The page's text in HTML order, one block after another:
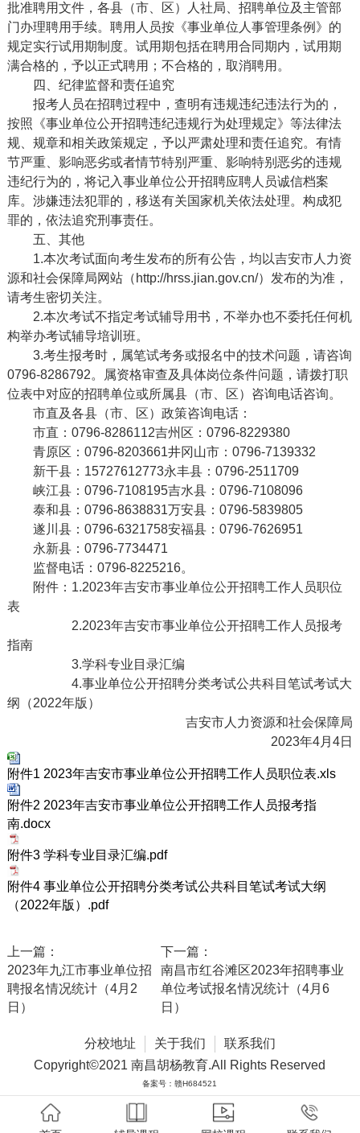
批准聘用文件，各县（市、区）人社局、招聘单位及主管部
门办理聘用手续。聘用人员按《事业单位人事管理条例》的
规定实行试用期制度。试用期包括在聘用合同期内，试用期
满合格的，予以正式聘用；不合格的，取消聘用。
四、纪律监督和责任追究
报考人员在招聘过程中，查明有违规违纪违法行为的，
按照《事业单位公开招聘违纪违规行为处理规定》等法律法
规、规章和相关政策规定 ，予以严肃处理和责任追究。有情
节严重、影响恶劣或者情节特别严重、影响特别恶劣的违规
违纪行为的，将记入事业单位公开招聘应聘人员诚信档案
库。涉嫌违法犯罪的，移送有关国家机关依法处理。构成犯
罪的，依法追究刑事责任。
五、其他
1.本次考试面向考生发布的所有公告，均以吉安市人力资
源和社会保障局网站（ http://hrss.jian.gov.cn/）发布的为准，
请考生密切关注。
2.本次考试不指定考试辅导用书，不举办也不委托任何机
构举办考试辅导培训班。
3.考生报考时，属笔试考务或报名中的技术问题，请咨询
0796-8286792。属资格审查及具体岗位条件问题，请拨打职
位表中对应的招聘单位或所属县（市、区）咨询电话咨询。
市直及各县（市、区）政策咨询电话：
市直： 0796-8286112吉州区： 0796-8229380
青原区： 0796-8203661井冈山市： 0796-7139332
新干县：15727612773永丰县： 0796-2511709
峡江县： 0796-7108195吉水县： 0796-7108096
泰和县： 0796-8638831万安县： 0796-5839805
遂川县： 0796-6321758安福县： 0796-7626951
永新县：0796-7734471
监督电话： 0796-8225216。
附件： 1.2023年吉安市事业单位公开招聘工作人员职位
表
2.2023年吉安市事业单位公开招聘工作人员报考
指南
3.学科专业目录汇编
4.事业单位公开招聘分类考试公共科目笔试考试大
纲（2022年版）
吉安市人力资源和社会保障局
2023年4月4日
附件1 2023年吉安市事业单位公开招聘工作人员职位表.xls
附件2 2023年吉安市事业单位公开招聘工作人员报考指
南.docx
附件3 学科专业目录汇编.pdf
附件4 事业单位公开招聘分类考试公共科目笔试考试大纲
（2022年版）.pdf
上一篇：
2023年九江市事业单位招
聘报名情况统计（4月2
日）
下一篇：
南昌市红谷滩区2023年招聘事业
单位考试报名情况统计（4月6
日）
分校地址 关于我们
联系我们
Copyright©2021 南昌胡杨教育.All Rights Reserved
备案号：赣H684521